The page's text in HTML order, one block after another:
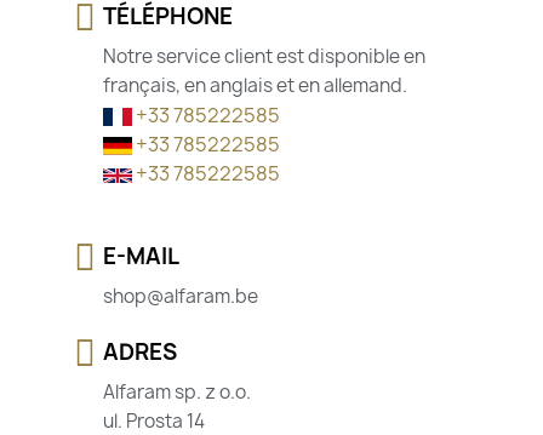
TÉLÉPHONE
Notre service client est disponible en
français, en anglais et en allemand.
+33 785222585
+33 785222585
+33 785222585
E-MAIL
shop@alfaram.be
ADRES
Alfaram sp. z o.o.
ul. Prosta 14